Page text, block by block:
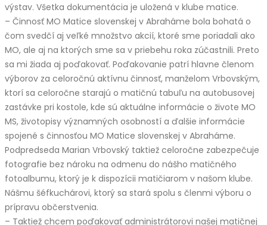
výstav. Všetka dokumentácia je uložená v klube matice.
– Činnosť MO Matice slovenskej v Abraháme bola bohatá o
čom svedčí aj veľké množstvo akcií, ktoré sme poriadali ako
MO, ale aj na ktorých sme sa v priebehu roka zúčastnili. Preto
sa mi žiada aj poďakovať. Poďakovanie patrí hlavne členom
výborov za celoročnú aktívnu činnosť, manželom Vrbovským,
ktorí sa celoročne starajú o matičnú tabuľu na autobusovej
zastávke pri kostole, kde sú aktuálne informácie o živote MO
MS, životopisy významných osobností a ďalšie informácie
spojené s činnosťou MO Matice slovenskej v Abraháme.
Podpredseda Marian Vrbovský taktiež celoročne zabezpečuje
fotografie bez nároku na odmenu do nášho matičného
fotoalbumu, ktorý je k dispozícii matičiarom v našom klube.
Nášmu šéfkuchárovi, ktorý sa stará spolu s členmi výboru o
prípravu občerstvenia.
– Taktiež chcem poďakovať administrátorovi našej matičnej